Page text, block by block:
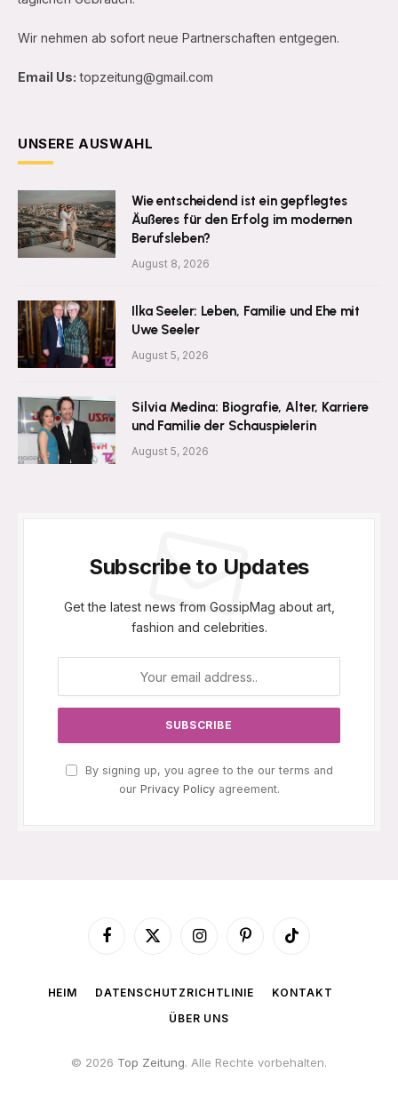
Wir nehmen ab sofort neue Partnerschaften entgegen.
Email Us: topzeitung@gmail.com
UNSERE AUSWAHL
Wie entscheidend ist ein gepflegtes
Äußeres für den Erfolg im modernen
Berufsleben?
August 8, 2026
Ilka Seeler: Leben, Familie und Ehe mit
Uwe Seeler
August 5, 2026
Silvia Medina: Biografie, Alter, Karriere
und Familie der Schauspielerin
August 5, 2026
Subscribe to Updates
Get the latest news from GossipMag about art,
fashion and celebrities.
By signing up, you agree to the our terms and
our Privacy Policyagreement.
Facebook
X
InstagramPinterestTikTok
HEIM DATENSCHUTZRICHTLINIE
KONTAKT
ÜBER UNS
© 2026 Top Zeitung. Alle Rechte vorbehalten.